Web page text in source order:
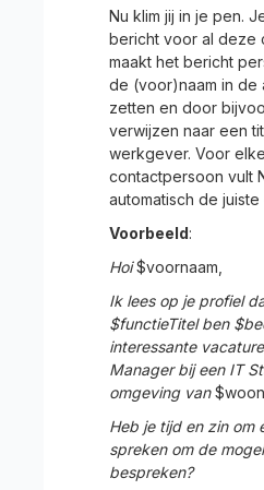
Nu klim jij in je pen.
bericht voor al deze
maakt het bericht
de (voor)naam in de
zetten en door
verwijzen naar een
werkgever. Voor elke
contactpersoon vult
automatisch de
Voorbeeld:
Hoi$voornaam,
Ik lees op je profiel
$functieTitel ben
interessante
Manager bij een IT
omgeving van
Heb je tijd en zin om
spreken om de
bespreken?